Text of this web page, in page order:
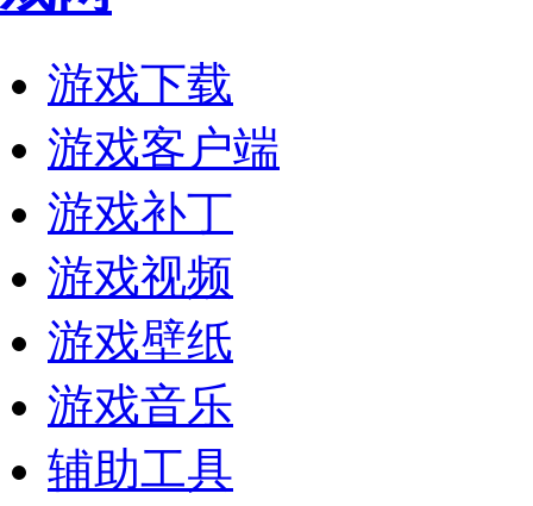
游戏下载
游戏客户端
游戏补丁
游戏视频
游戏壁纸
游戏音乐
辅助工具